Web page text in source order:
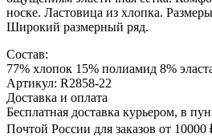
носке. Ластовица из хлопка.
Широкий размерный ряд.
Состав:
77% хлопок 15% полиамид 8%
Артикул: R2858-22
Доставка и оплата
Бесплатная доставка курьером, в
Почтой России для заказов от